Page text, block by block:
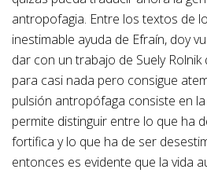
antropofagia. Entre los textos de
inestimable ayuda de Efraín, doy
dar con un trabajo de Suely Rolnik
para casi nada pero consigue
pulsión antropófaga consiste en
permite distinguir entre lo que ha
fortifica y lo que ha de ser
entonces es evidente que la vida